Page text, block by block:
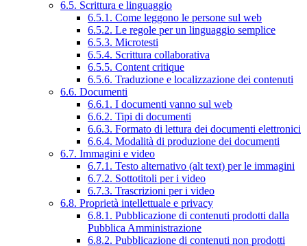
6.5. Scrittura e linguaggio
6.5.1. Come leggono le persone sul web
6.5.2. Le regole per un linguaggio semplice
6.5.3. Microtesti
6.5.4. Scrittura collaborativa
6.5.5. Content critique
6.5.6. Traduzione e localizzazione dei contenuti
6.6. Documenti
6.6.1. I documenti vanno sul web
6.6.2. Tipi di documenti
6.6.3. Formato di lettura dei documenti elettronici
6.6.4. Modalità di produzione dei documenti
6.7. Immagini e video
6.7.1. Testo alternativo (alt text) per le immagini
6.7.2. Sottotitoli per i video
6.7.3. Trascrizioni per i video
6.8. Proprietà intellettuale e privacy
6.8.1. Pubblicazione di contenuti prodotti dalla
Pubblica Amministrazione
6.8.2. Pubblicazione di contenuti non prodotti